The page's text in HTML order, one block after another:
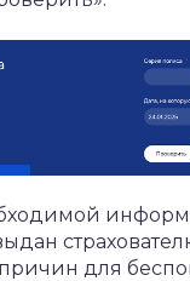
причин для